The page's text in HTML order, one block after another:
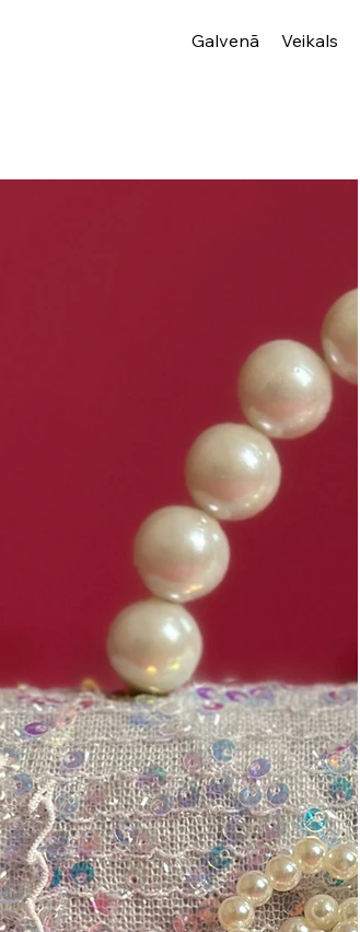
Galvenā Veikals